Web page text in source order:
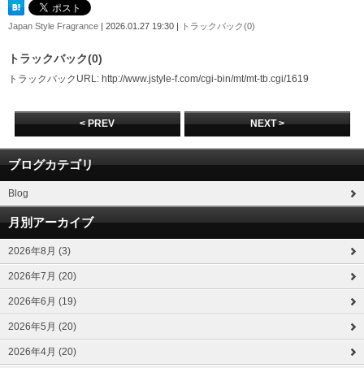
Japan Style Fragrance | 2026.01.27 19:30 | トラックバック(0)
トラックバック(0)
トラックバックURL: http://www.jstyle-f.com/cgi-bin/mt/mt-tb.cgi/1619
< PREV NEXT >
ブログカテゴリ
Blog
月別アーカイブ
2026年8月 (3)
2026年7月 (20)
2026年6月 (19)
2026年5月 (20)
2026年4月 (20)